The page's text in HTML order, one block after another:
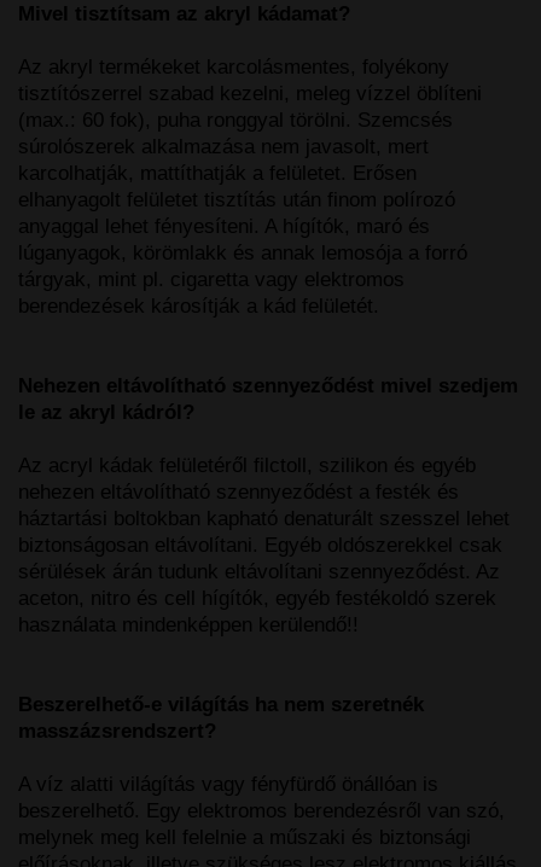
Mivel tisztítsam az akryl kádamat?
Az akryl termékeket karcolásmentes, folyékony
tisztítószerrel szabad kezelni, meleg vízzel öblíteni
(max.: 60 fok), puha ronggyal törölni. Szemcsés
súrolószerek alkalmazása nem javasolt, mert
karcolhatják, mattíthatják a felületet. Erősen
elhanyagolt felületet tisztítás után finom polírozó
anyaggal lehet fényesíteni. A hígítók, maró és
lúganyagok, körömlakk és annak lemosója a forró
tárgyak, mint pl. cigaretta vagy elektromos
berendezések károsítják a kád felületét.
Nehezen eltávolítható szennyeződést mivel szedjem
le az akryl kádról?
Az acryl kádak felületéről filctoll, szilikon és egyéb
nehezen eltávolítható szennyeződést a festék és
háztartási boltokban kapható denaturált szesszel lehet
biztonságosan eltávolítani. Egyéb oldószerekkel csak
sérülések árán tudunk eltávolítani szennyeződést. Az
aceton, nitro és cell hígítók, egyéb festékoldó szerek
használata mindenképpen kerülendő!!
Beszerelhető-e világítás ha nem szeretnék
masszázsrendszert?
A víz alatti világítás vagy fényfürdő önállóan is
beszerelhető. Egy elektromos berendezésről van szó,
melynek meg kell felelnie a műszaki és biztonsági